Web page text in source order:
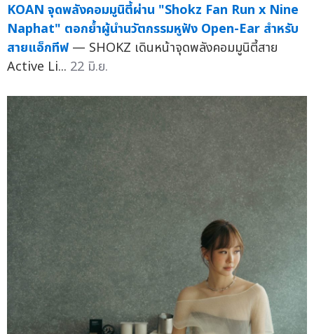
KOAN จุดพลังคอมมูนิตี้ผ่าน "Shokz Fan Run x Nine
Naphat" ตอกย้ำผู้นำนวัตกรรมหูฟัง Open-Ear สำหรับ
สายแอ็กทีฟ — SHOKZ เดินหน้าจุดพลังคอมมูนิตี้สาย
Active Li... 22 มิ.ย.